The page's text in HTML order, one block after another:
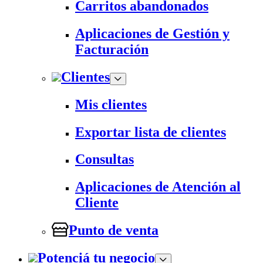
Carritos abandonados
Aplicaciones de Gestión y
Facturación
Clientes
Mis clientes
Exportar lista de clientes
Consultas
Aplicaciones de Atención al
Cliente
Punto de venta
Potenciá tu negocio